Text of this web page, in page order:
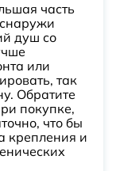
часть
душ со
или
так
Обратите
покупке,
что бы
крепления и